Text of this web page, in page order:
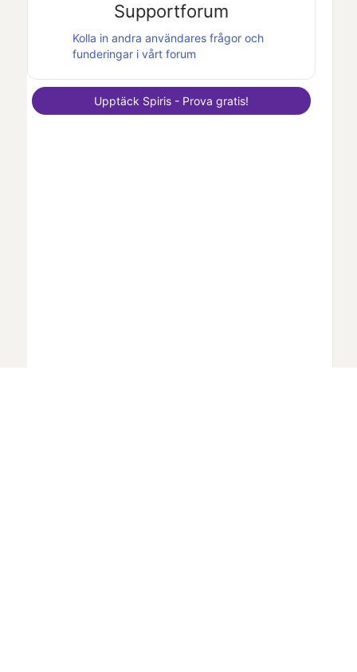
Supportforum
Kolla in andra användares frågor och
funderingar i vårt forum
Upptäck Spiris - Prova gratis!